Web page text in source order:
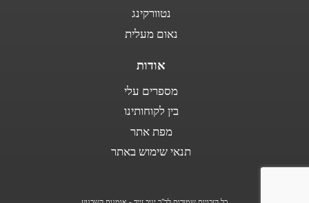
נטוורקינג
נאום מעלית
אודות
מספרים עלי
בין לקוחותינו
מפת אתר
תנאי שימוש באתר